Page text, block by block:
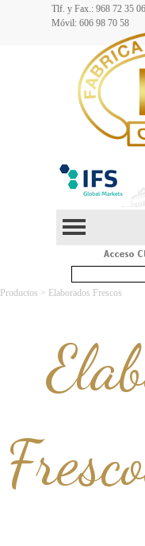
Tlf. y Fax.: 968 72 35 06
Móvil: 606 98 70 58
Productos > Elaborados Frescos